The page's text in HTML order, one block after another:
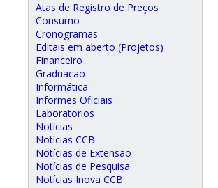
Atas de Registro de Preços
Consumo
Cronogramas
Editais em aberto (Projetos)
Financeiro
Graduacao
Informática
Informes Oficiais
Laboratorios
Notícias
Notícias CCB
Notícias de Extensão
Notícias de Pesquisa
Notícias Inova CCB